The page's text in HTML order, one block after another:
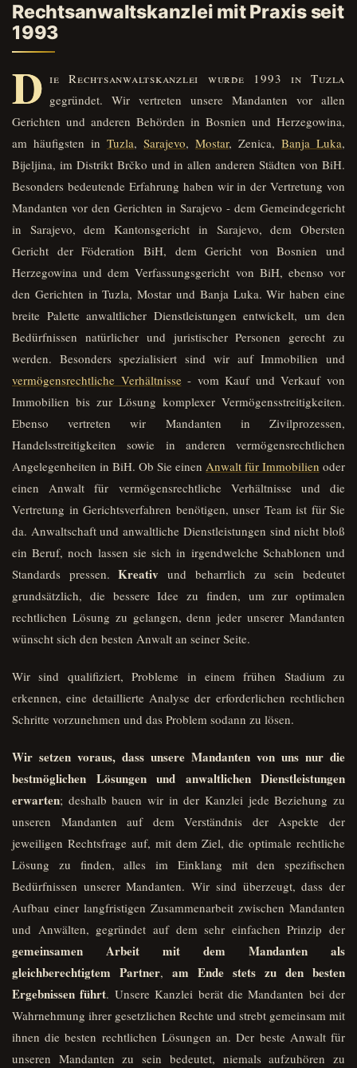
Rechtsanwaltskanzlei mit Praxis seit
1993
D ie Rechtsanwaltskanzlei wurde 1993 in Tuzla
gegründet. Wir vertreten unsere Mandanten vor allen
Gerichten und anderen Behörden in Bosnien und Herzegowina,
am häufigsten in Tuzla, Sarajevo, Mostar, Zenica, Banja Luka,
Bijeljina, im Distrikt Brčko und in allen anderen Städten von BiH.
Besonders bedeutende Erfahrung haben wir in der Vertretung von
Mandanten vor den Gerichten in Sarajevo - dem Gemeindegericht
in Sarajevo, dem Kantonsgericht in Sarajevo, dem Obersten
Gericht der Föderation BiH, dem Gericht von Bosnien und
Herzegowina und dem Verfassungsgericht von BiH, ebenso vor
den Gerichten in Tuzla, Mostar und Banja Luka. Wir haben eine
breite Palette anwaltlicher Dienstleistungen entwickelt, um den
Bedürfnissen natürlicher und juristischer Personen gerecht zu
werden. Besonders spezialisiert sind wir auf Immobilien und
vermögensrechtliche Verhältnisse- vom Kauf und Verkauf von
Immobilien bis zur Lösung komplexer Vermögensstreitigkeiten.
Ebenso vertreten wir Mandanten in Zivilprozessen,
Handelsstreitigkeiten sowie in anderen vermögensrechtlichen
Angelegenheiten in BiH. Ob Sie einen Anwalt für Immobilien oder
einen Anwalt für vermögensrechtliche Verhältnisse und die
Vertretung in Gerichtsverfahren benötigen, unser Team ist für Sie
da. Anwaltschaft und anwaltliche Dienstleistungen sind nicht bloß
ein Beruf, noch lassen sie sich in irgendwelche Schablonen und
Standards pressen.Kreativ und beharrlich zu sein bedeutet
grundsätzlich, die bessere Idee zu finden, um zur optimalen
rechtlichen Lösung zu gelangen, denn jeder unserer Mandanten
wünscht sich den besten Anwalt an seiner Seite.
Wir sind qualifiziert, Probleme in einem frühen Stadium zu
erkennen, eine detaillierte Analyse der erforderlichen rechtlichen
Schritte vorzunehmen und das Problem sodann zu lösen.
Wir setzen voraus, dass unsere Mandanten von uns nur die
bestmöglichen Lösungen und anwaltlichen Dienstleistungen
erwarten; deshalb bauen wir in der Kanzlei jede Beziehung zu
unseren Mandanten auf dem Verständnis der Aspekte der
jeweiligen Rechtsfrage auf, mit dem Ziel, die optimale rechtliche
Lösung zu finden, alles im Einklang mit den spezifischen
Bedürfnissen unserer Mandanten. Wir sind überzeugt, dass der
Aufbau einer langfristigen Zusammenarbeit zwischen Mandanten
und Anwälten, gegründet auf dem sehr einfachen Prinzip der
gemeinsamen Arbeit mit dem Mandanten als
gleichberechtigtem Partner, am Ende stets zu den besten
Ergebnissen führt. Unsere Kanzlei berät die Mandanten bei der
Wahrnehmung ihrer gesetzlichen Rechte und strebt gemeinsam mit
ihnen die besten rechtlichen Lösungen an. Der beste Anwalt für
unseren Mandanten zu sein bedeutet, niemals aufzuhören zu